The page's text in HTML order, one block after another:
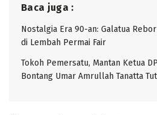
Baca juga :
Nostalgia Era 90-an: Galatua
di Lembah Permai Fair
Tokoh Pemersatu, Mantan Ketua
Bontang Umar Amrullah Tanatta